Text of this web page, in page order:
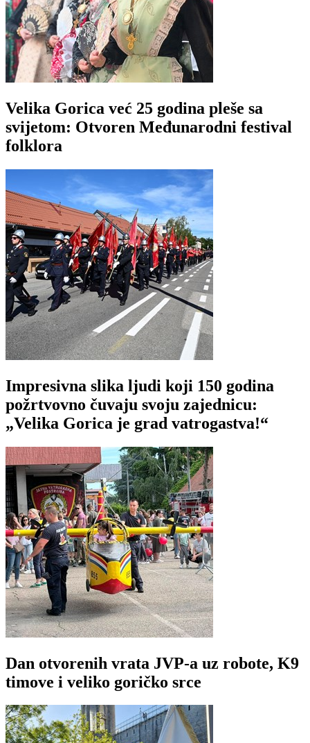
Velika Gorica već 25 godina pleše sa
svijetom: Otvoren Međunarodni festival
folklora
Impresivna slika ljudi koji 150 godina
požrtvovno čuvaju svoju zajednicu:
„Velika Gorica je grad vatrogastva!“
Dan otvorenih vrata JVP-a uz robote, K9
timove i veliko goričko srce